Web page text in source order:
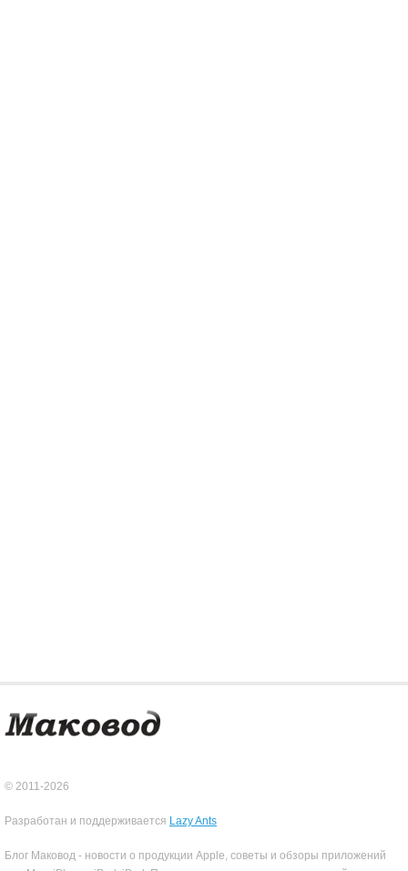
© 2011-2026
Разработан и поддерживается Lazy Ants
Блог Маковод - новости о продукции Apple, советы и обзоры приложений